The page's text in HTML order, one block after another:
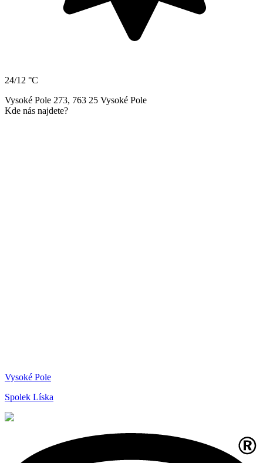
24/12 °C
Vysoké Pole 273, 763 25 Vysoké Pole
Kde nás najdete?
Vysoké Pole
Spolek Líska